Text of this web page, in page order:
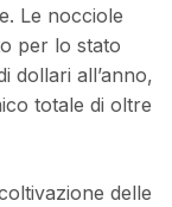
Le nocciole
per lo stato
dollari all’anno,
totale di oltre
delle